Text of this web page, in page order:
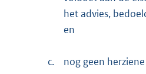
het advies,
en
c. nog geen